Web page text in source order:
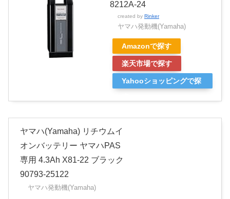
8212A-24
created by Rinker
ヤマハ発動機(Yamaha)
Amazonで探す
楽天市場で探す
Yahooショッピングで探
ヤマハ(Yamaha) リチウムイ
オンバッテリー ヤマハPAS
専用 4.3Ah X81-22 ブラック
90793-25122
ヤマハ発動機(Yamaha)